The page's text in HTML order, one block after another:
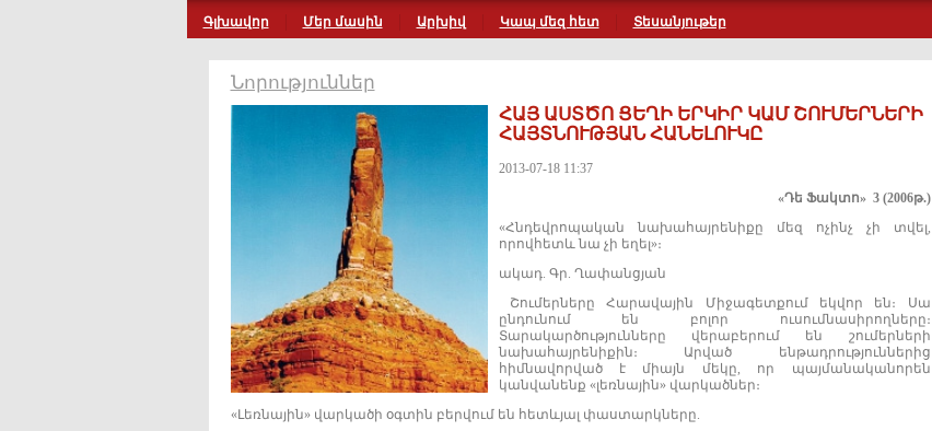
Գլխավոր Մեր մասին Արխիվ Կապ մեզ հետ Տեսանյութեր
Նորություններ
ՀԱՅ ԱՍՏԾՈ ՑԵՂԻ ԵՐԿԻՐ ԿԱՄ ՇՈՒՄԵՐՆԵՐԻ
ՀԱՅՏՆՈՒԹՅԱՆ ՀԱՆԵԼՈՒԿԸ
2013-07-18 11:37
«Դե Ֆակտո» 3 (2006թ.)
«Հնդեվրոպական նախահայրենիքը մեզ ոչինչ չի տվել,
որովհետև նա չի եղել»։
ակադ. Գր. Ղափանցյան
Շումերները Հարավային Միջագետքում եկվոր են։ Սա
ընդունում են բոլոր ուսումնասիրողները։
Տարակարծությունները վերաբերում են շումերների
նախահայրենիքին։ Արված ենթադրություններից
հիմնավորված է միայն մեկը, որ պայմանականորեն
կանվանենք «լեռնային» վարկածներ։
«Լեռնային» վարկածի օգտին բերվում են հետևյալ փաստարկները.